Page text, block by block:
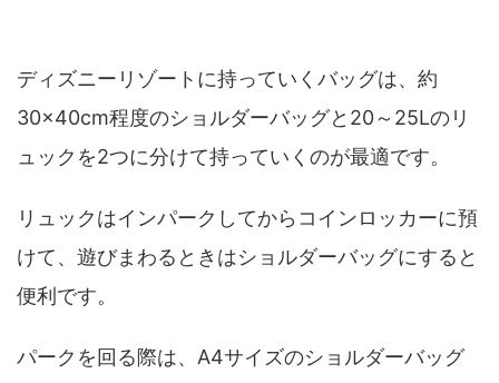
ディズニーリゾートに持っていくバッグは、約
30×40cm程度のショルダーバッグと20～25Lのリ
ュックを2つに分けて持っていくのが最適です。
リュックはインパークしてからコインロッカーに預
けて、遊びまわるときはショルダーバッグにすると
便利です。
パークを回る際は、A4サイズのショルダーバッグ